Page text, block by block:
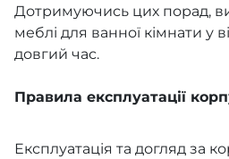
Дотримуючись цих порад,
меблі для ванної кімнати у
довгий час.
Правила експлуатації
Експлуатація та догляд за